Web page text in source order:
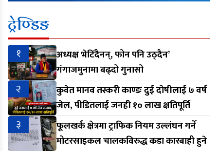
ट्रेण्डिङ
१
अध्यक्ष भेटिँदैनन्, फोन पनि उठ्दैन’
गंगाजमुनामा बढ्दो गुनासो
२
कुवेत मानव तस्करी काण्डः दुई दोषीलाई ७ वर्ष
जेल, पीडितलाई जनही १० लाख क्षतिपूर्ति
३
फूलखर्क क्षेत्रमा ट्राफिक नियम उल्लंघन गर्ने
मोटरसाइकल चालकविरुद्ध कडा कारबाही हुने